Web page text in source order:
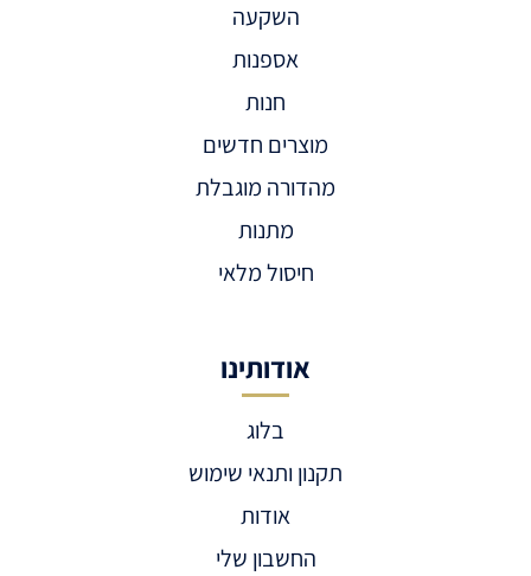
השקעה
אספנות
חנות
מוצרים חדשים
מהדורה מוגבלת
מתנות
חיסול מלאי
אודותינו
בלוג
תקנון ותנאי שימוש
אודות
החשבון שלי